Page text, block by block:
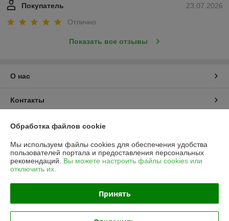
23.07.2026
Покупатель
Отлично
Показать все отзывы
О нас
Контакты
Доставка и оплата
График работы
Полная версия сайта
Политика обработки cookies
Обработка файлов cookie
Мы используем файлы cookies для обеспечения удобства
пользователей портала и предоставления персональных
рекомендаций. Вы можете настроить файлы cookies или
отключить их.
Принять